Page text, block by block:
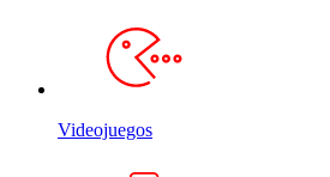
Videojuegos